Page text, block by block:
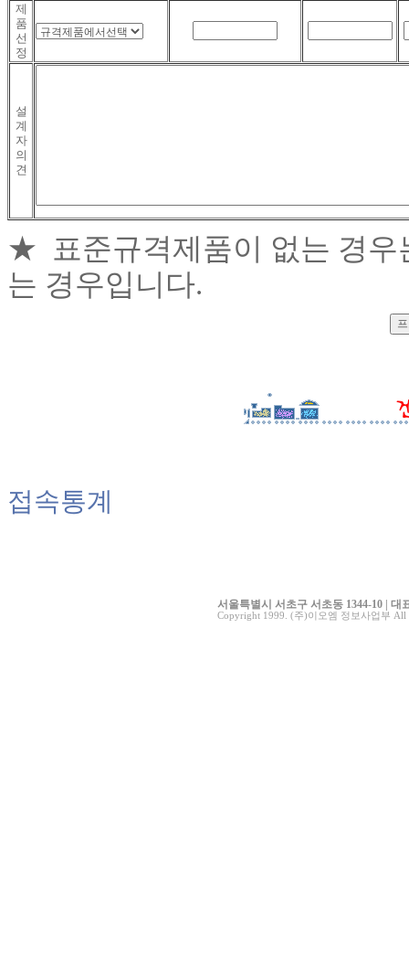
제
품
선
정
설
계
자
의
견
★ 표준규격제품이 없는 경우
는 경우입니다.
접속통계
서울특별시 서초구 서초동 1344-10 | 대
Copyright 1999. (주)이오엠 정보사업부 All